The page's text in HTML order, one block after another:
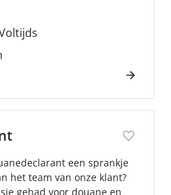
een sprankje
het team van onze klant?
gehad voor douane en